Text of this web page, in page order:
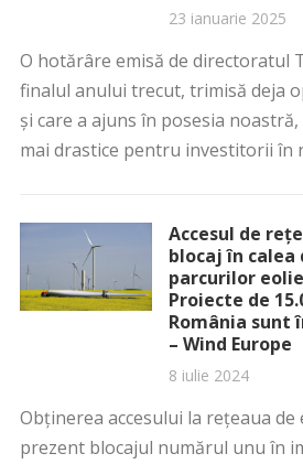
23 ianuarie 2025
O hotărâre emisă de directoratul
finalul anului trecut, trimisă deja
și care a ajuns în posesia
mai drastice pentru investitorii în
Accesul de
blocaj în
parcurilor
Proiecte de
România sunt
– Wind Europe
8 iulie 2024
Obținerea accesului la rețeaua
prezent blocajul numărul unu în